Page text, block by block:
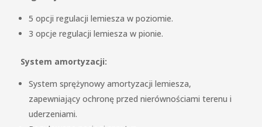
5 opcji regulacji lemiesza w poziomie.
3 opcje regulacji lemiesza w pionie.
System amortyzacji:
System sprężynowy amortyzacji lemiesza,
zapewniający ochronę przed nierównościami terenu i
uderzeniami.